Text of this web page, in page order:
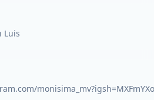
Luis